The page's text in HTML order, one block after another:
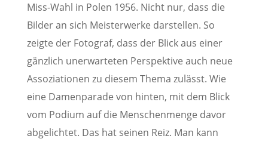
Miss-Wahl in Polen 1956. Nicht nur, dass die
Bilder an sich Meisterwerke darstellen. So
zeigte der Fotograf, dass der Blick aus einer
gänzlich unerwarteten Perspektive auch neue
Assoziationen zu diesem Thema zulässt. Wie
eine Damenparade von hinten, mit dem Blick
vom Podium auf die Menschenmenge davor
abgelichtet. Das hat seinen Reiz. Man kann